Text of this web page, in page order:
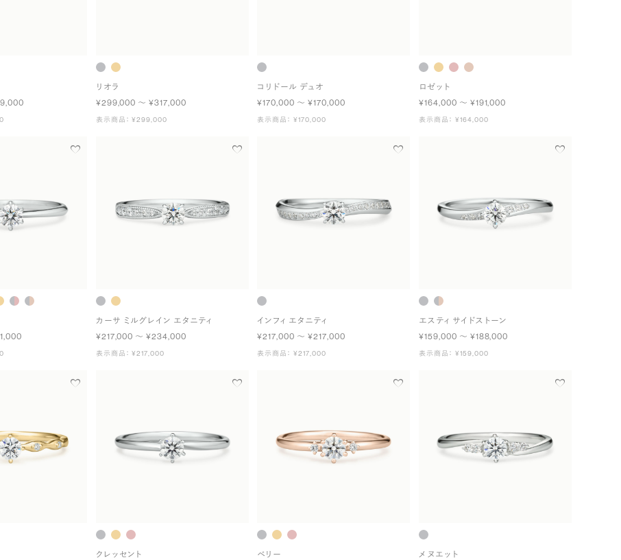
リオラ
¥299,000 〜 ¥317,000
表示商品： ¥299,000
コリドール デュオ
¥170,000 〜 ¥170,000
表示商品： ¥170,000
ロゼット
¥164,000 〜 ¥191,000
表示商品： ¥164,000
カーサ ミルグレイン エタニティ
¥217,000 〜 ¥234,000
表示商品： ¥217,000
インフィ エタニティ
¥217,000 〜 ¥217,000
表示商品： ¥217,000
エスティ サイドストーン
¥159,000 〜 ¥188,000
表示商品： ¥159,000
クレッセント ベリー メヌエット